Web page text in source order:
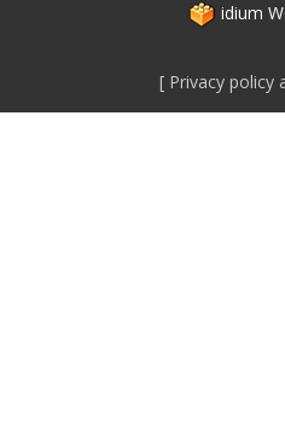
idium
Privacy policy